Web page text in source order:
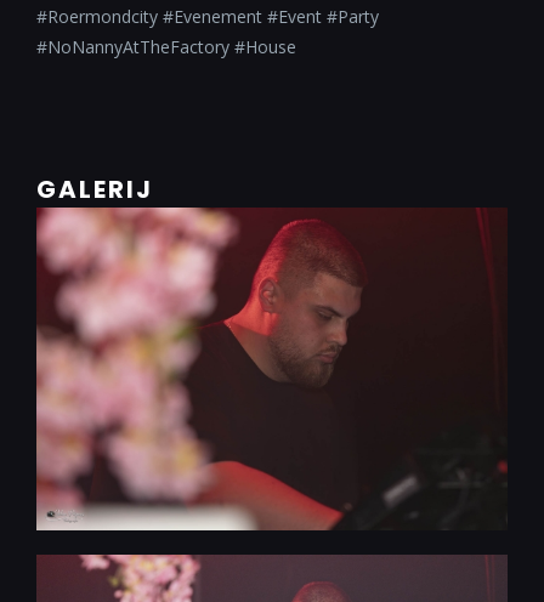
#Roermondcity #Evenement #Event #Party
#NoNannyAtTheFactory #House
GALERIJ